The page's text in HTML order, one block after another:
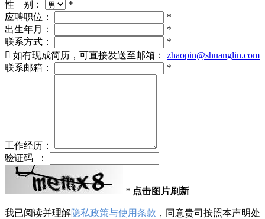
性 别：
*
应聘职位：
*
出生年月：
*
联系方式：
*
 如有现成简历，可直接发送至邮箱： zhaopin@shuanglin.com
联系邮箱：
*
工作经历：
验证码 ：
* 点击图片刷新
我已阅读并理解隐私政策与使用条款 ，同意贵司按照本声明处